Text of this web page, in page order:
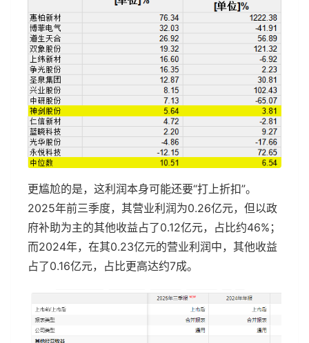
更尴尬的是，这利润本身可能还要“打上折扣”。
2025年前三季度，其营业利润为0.26亿元，但以政
府补助为主的其他收益占了0.12亿元，占比约46%；
而2024年，在其0.23亿元的营业利润中，其他收益
占了0.16亿元，占比更高达约7成。